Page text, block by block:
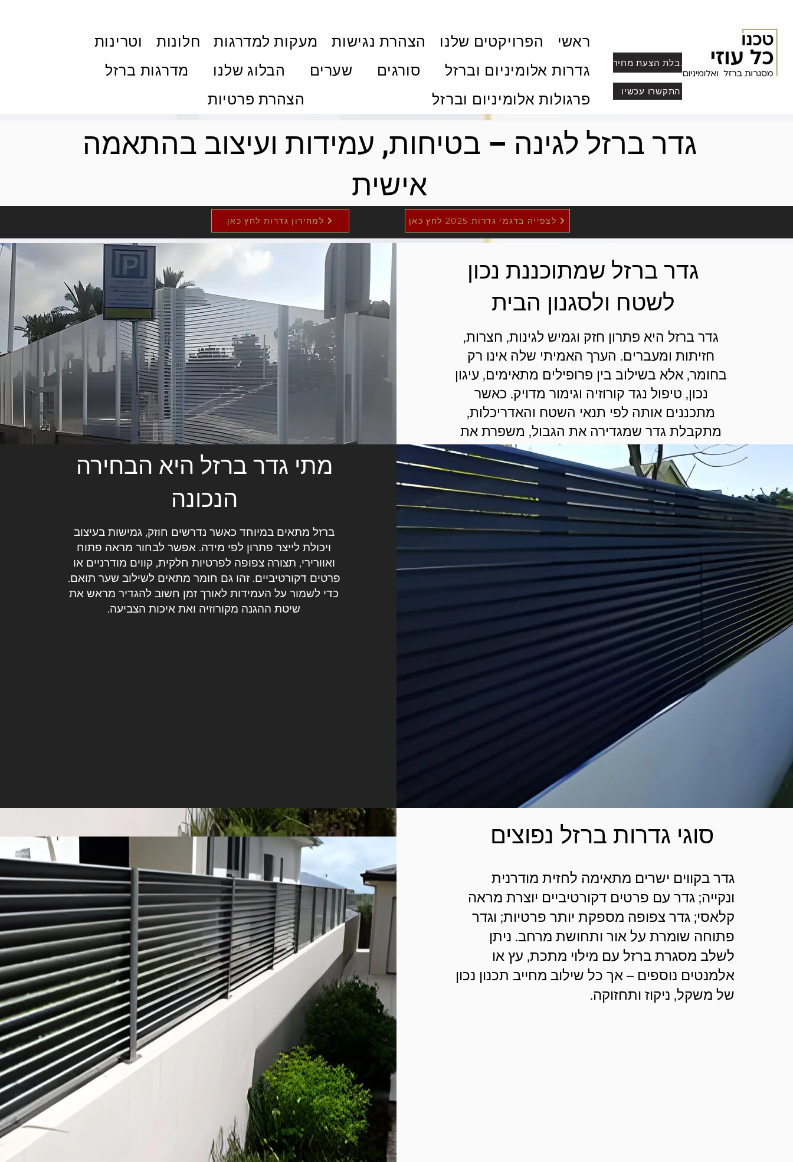
ראשי הפרויקטים שלנו הצהרת נגישות מעקות למדרגות חלונות
וטרינות
גדרות אלומיניום וברזל
סורגים שערים הבלוג שלנו
מדרגות ברזל
פרגולות אלומיניום וברזל
הצהרת פרטיות
לקבלת הצעת מחיר
התקשרו עכשיו
למחירון גדרות לחץ כאן לצפייה בדגמי גדרות 2025 לחץ כאן
גדר ברזל לגינה – בטיחות, עמידות ועיצוב בהתאמה
אישית
גדר ברזל שמתוכננת נכון
לשטח ולסגנון הבית
גדר ברזל היא פתרון חזק וגמיש לגינות, חצרות,
חזיתות ומעברים. הערך האמיתי שלה אינו רק
בחומר, אלא בשילוב בין פרופילים מתאימים, עיגון
נכון, טיפול נגד קורוזיה וגימור מדויק. כאשר
מתכננים אותה לפי תנאי השטח והאדריכלות,
מתקבלת גדר שמגדירה את הגבול, משפרת את
תחושת הביטחון ונראית חלק טבעי מהבית.
מתי גדר ברזל היא הבחירה
הנכונה
ברזל מתאים במיוחד כאשר נדרשים חוזק, גמישות בעיצוב
ויכולת לייצר פתרון לפי מידה. אפשר לבחור מראה פתוח
ואוורירי, תצורה צפופה לפרטיות חלקית, קווים מודרניים או
פרטים דקורטיביים. זהו גם חומר מתאים לשילוב שער תואם.
כדי לשמור על העמידות לאורך זמן חשוב להגדיר מראש את
שיטת ההגנה מקורוזיה ואת איכות הצביעה.
סוגי גדרות ברזל נפוצים
גדר בקווים ישרים מתאימה לחזית מודרנית
ונקייה; גדר עם פרטים דקורטיביים יוצרת מראה
קלאסי; גדר צפופה מספקת יותר פרטיות; וגדר
פתוחה שומרת על אור ותחושת מרחב. ניתן
לשלב מסגרת ברזל עם מילוי מתכת, עץ או
אלמנטים נוספים – אך כל שילוב מחייב תכנון נכון
של משקל, ניקוז ותחזוקה.